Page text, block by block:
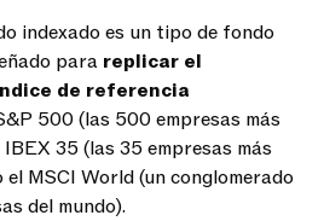
indexado es un tipo de fondo
para replicar el
de referencia
500 (las 500 empresas más
35 (las 35 empresas más
MSCI World (un conglomerado
del mundo).